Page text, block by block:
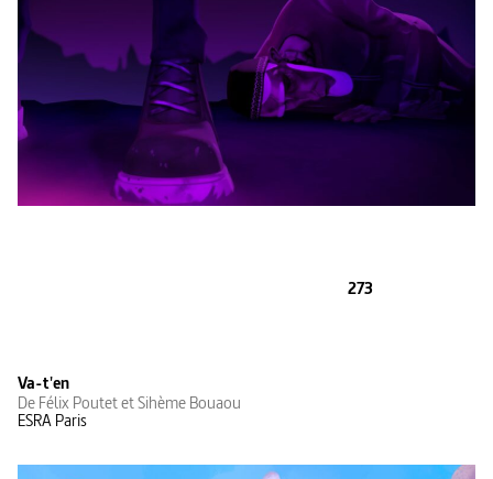
273
Va-t'en
De Félix Poutet et Sihème Bouaou
ESRA Paris